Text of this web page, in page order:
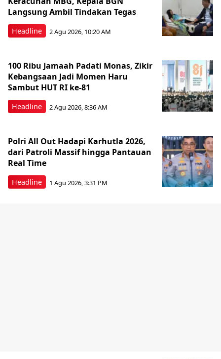
Headline
Langsung Ambil Tindakan Tegas
2 Agu 2026, 10:20 AM
Headline
100 Ribu Jamaah Padati Monas, Zikir
Kebangsaan Jadi Momen Haru
Sambut HUT RI ke-81
2 Agu 2026, 8:36 AM
Headline
Polri All Out Hadapi Karhutla 2026,
dari Patroli Massif hingga Pantauan
Real Time
1 Agu 2026, 3:31 PM